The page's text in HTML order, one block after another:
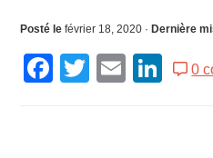
Posté lefévrier 18, 2020 · Dernière
Facebook
Twitter
Email
0